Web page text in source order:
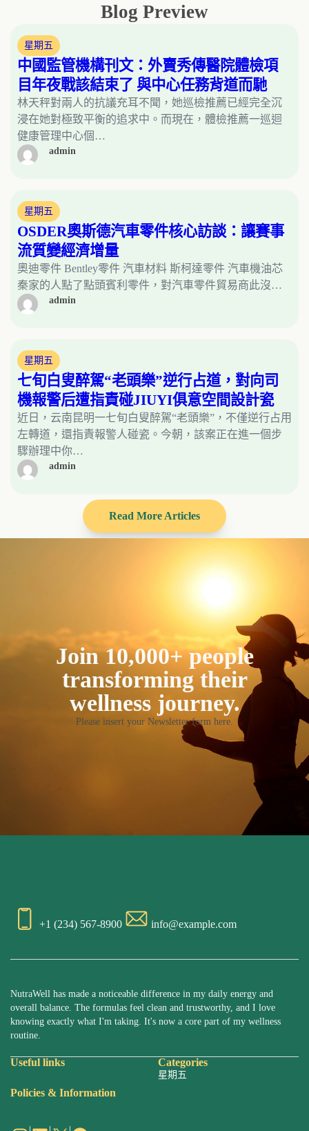
Blog Preview
星期五
中國監管機構刊文：外賣秀傳醫院體檢項
目年夜戰該結束了 與中心任務背道而馳
林天秤對兩人的抗議充耳不聞，她巡檢推薦已經完全沉
浸在她對極致平衡的追求中。而現在，體檢推薦一巡迴
健康管理中心個…
admin
星期五
OSDER奧斯德汽車零件核心訪談：讓賽事
流質變經濟增量
奧迪零件 Bentley零件 汽車材料 斯柯達零件 汽車機油芯
秦家的人點了點頭賓利零件，對汽車零件貿易商此沒…
admin
星期五
七旬白叟醉駕“老頭樂”逆行占道，對向司
機報警后遭指責碰JIUYI俱意空間設計瓷
近日，云南昆明一七旬白叟醉駕“老頭樂”，不僅逆行占用
左轉道，還指責報警人碰瓷。今朝，該案正在進一個步
驟辦理中你…
admin
Read More Articles
Join 10,000+ people
transforming their
wellness journey.
Please insert your Newsletter form here.
+1 (234) 567-8900 info@example.com
NutraWell has made a noticeable difference in my daily energy and
overall balance. The formulas feel clean and trustworthy, and I love
knowing exactly what I'm taking. It's now a core part of my wellness
routine.
Useful links Categories
星期五
Policies & Information